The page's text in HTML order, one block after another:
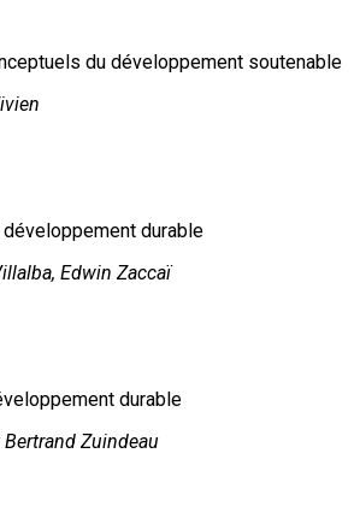
du développement soutenable
durable
Edwin Zaccaï
durable
Zuindeau